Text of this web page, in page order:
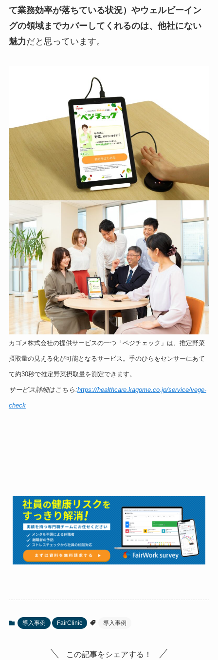
て業務効率が落ちている状況）やウェルビーイン
グの領域までカバーしてくれるのは、他社にない
魅力だと思っています。
カゴメ株式会社の提供サービスの一つ「ベジチェック」は、推定野菜
摂取量の見える化が可能となるサービス。手のひらをセンサーにあて
て約30秒で推定野菜摂取量を測定できます。
サービス詳細はこちら:https://healthcare.kagome.co.jp/service/vege-
check
導入事例 FairClinic 導入事例
この記事をシェアする！